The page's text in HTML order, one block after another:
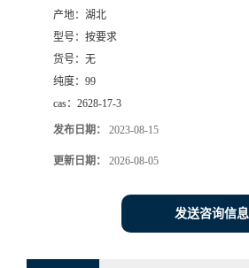
产地： 湖北
型号： 按要求
货号： 无
纯度： 99
cas： 2628-17-3
发布日期： 2023-08-15
更新日期： 2026-08-05
发送咨询信息